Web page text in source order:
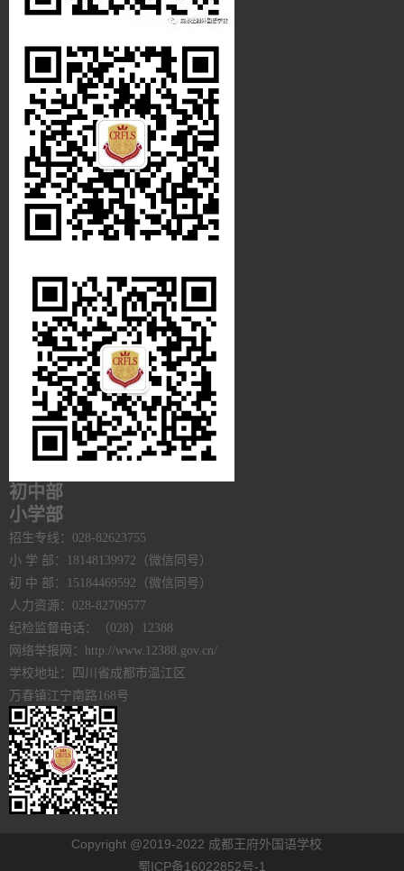
初中部
小学部
招生专线：028-82623755
小 学 部：18148139972（微信同号）
初 中 部：15184469592（微信同号）
人力资源：028-82709577
纪检监督电话：（028）12388
网络举报网：http://www.12388.gov.cn/
学校地址：四川省成都市温江区
万春镇江宁南路168号
Copyright @2019-2022 成都王府外国语学校
蜀ICP备16022852号-1